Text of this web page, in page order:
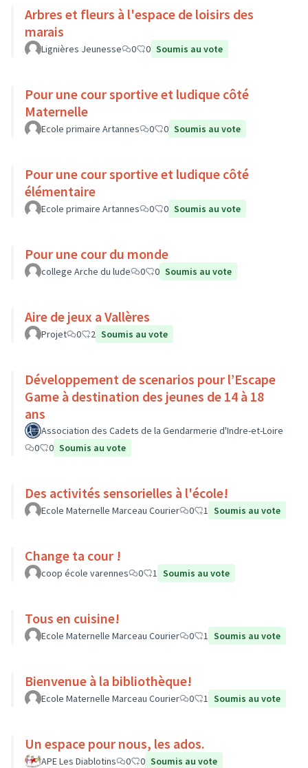
Arbres et fleurs à l'espace de loisirs des
marais
Lignières Jeunesse 0 0 Soumis au vote
Pour une cour sportive et ludique côté
Maternelle
Ecole primaire Artannes 0 0 Soumis au vote
Pour une cour sportive et ludique côté
élémentaire
Ecole primaire Artannes 0 0 Soumis au vote
Pour une cour du monde
college Arche du lude 0 0 Soumis au vote
Aire de jeux a Vallères
Projet 0 2 Soumis au vote
Développement de scenarios pour l’Escape
Game à destination des jeunes de 14 à 18
ans
Association des Cadets de la Gendarmerie d'Indre-et-Loire
0
0 Soumis au vote
Des activités sensorielles à l'école!
Ecole Maternelle Marceau Courier 0 1 Soumis au vote
Change ta cour !
coop école varennes 0 1 Soumis au vote
Tous en cuisine!
Ecole Maternelle Marceau Courier 0 1 Soumis au vote
Bienvenue à la bibliothèque!
Ecole Maternelle Marceau Courier 0 1 Soumis au vote
Un espace pour nous, les ados.
APE Les Diablotins 0 0 Soumis au vote